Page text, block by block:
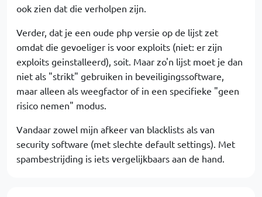
ook zien dat die verholpen zijn.
Verder, dat je een oude php versie op de lijst zet
omdat die gevoeliger is voor exploits (niet: er zijn
exploits geinstalleerd), soit. Maar zo'n lijst moet je dan
niet als "strikt" gebruiken in beveiligingssoftware,
maar alleen als weegfactor of in een specifieke "geen
risico nemen" modus.
Vandaar zowel mijn afkeer van blacklists als van
security software (met slechte default settings). Met
spambestrijding is iets vergelijkbaars aan de hand.